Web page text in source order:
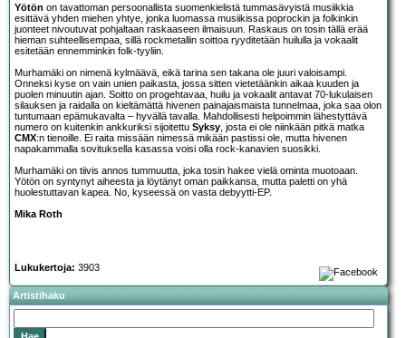
Yötön on tavattoman persoonallista suomenkielistä tummasävyistä musiikkia
esittävä yhden miehen yhtye, jonka luomassa musiikissa poprockin ja folkinkin
juonteet nivoutuvat pohjaltaan raskaaseen ilmaisuun. Raskaus on tosin tällä erää
hieman suhteellisempaa, sillä rockmetallin soittoa ryyditetään huilulla ja vokaalit
esitetään ennemminkin folk-tyyliin.
Murhamäki on nimenä kylmäävä, eikä tarina sen takana ole juuri valoisampi.
Onneksi kyse on vain unien paikasta, jossa sitten vietetäänkin aikaa kuuden ja
puolen minuutin ajan. Soitto on progehtavaa, huilu ja vokaalit antavat 70-lukulaisen
silauksen ja raidalla on kieltämättä hivenen painajaismaista tunnelmaa, joka saa olon
tuntumaan epämukavalta – hyvällä tavalla. Mahdollisesti helpoimmin lähestyttävä
numero on kuitenkin ankkuriksi sijoitettu Syksy , josta ei ole niinkään pitkä matka
CMX:n tienoille. Ei raita missään nimessä mikään pastissi ole, mutta hivenen
napakammalla sovituksella kasassa voisi olla rock-kanavien suosikki.
Murhamäki on tiivis annos tummuutta, joka tosin hakee vielä ominta muotoaan.
Yötön on syntynyt aiheesta ja löytänyt oman paikkansa, mutta paletti on yhä
huolestuttavan kapea. No, kyseessä on vasta debyytti-EP.
Mika Roth
Lukukertoja: 3903
Artistihaku